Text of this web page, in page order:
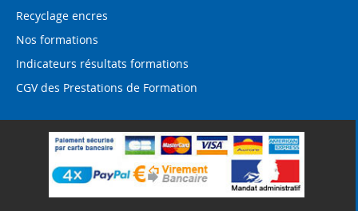
Recyclage encres
Nos formations
Indicateurs résultats formations
CGV des Prestations de Formation